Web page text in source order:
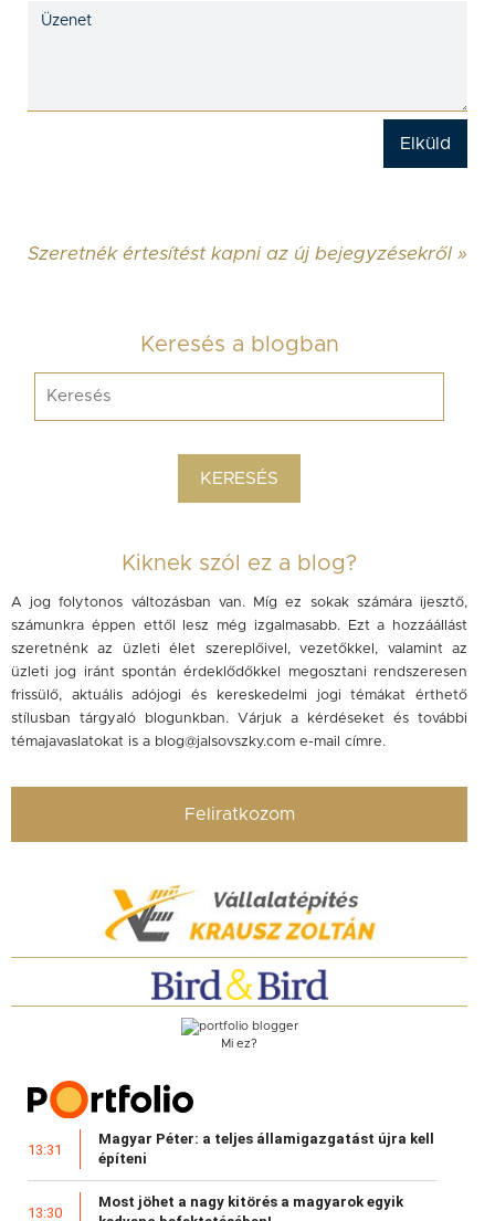
Szeretnék értesítést kapni az új bejegyzésekről »
Keresés a blogban
Kiknek szól ez a blog?
A jog folytonos változásban van. Míg ez sokak számára ijesztő,
számunkra éppen ettől lesz még izgalmasabb. Ezt a hozzáállást
szeretnénk az üzleti élet szereplőivel, vezetőkkel, valamint az
üzleti jog iránt spontán érdeklődőkkel megosztani rendszeresen
frissülő, aktuális adójogi és kereskedelmi jogi témákat érthető
stílusban tárgyaló blogunkban. Várjuk a kérdéseket és további
témajavaslatokat is a blog@jalsovszky.com e-mail címre.
Feliratkozom
Mi ez?
13:31
Magyar Péter: a teljes államigazgatást újra kell
építeni
13:30
Most jöhet a nagy kitörés a magyarok egyik